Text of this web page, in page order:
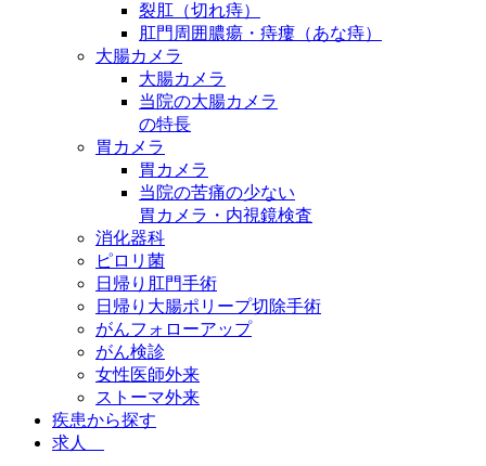
裂肛（切れ痔）
肛門周囲膿瘍・痔瘻（あな痔）
大腸カメラ
大腸カメラ
当院の大腸カメラ
の特長
胃カメラ
胃カメラ
当院の苦痛の少ない
胃カメラ・内視鏡検査
消化器科
ピロリ菌
日帰り肛門手術
日帰り大腸ポリープ切除手術
がんフォローアップ
がん検診
女性医師外来
ストーマ外来
疾患から探す
求人